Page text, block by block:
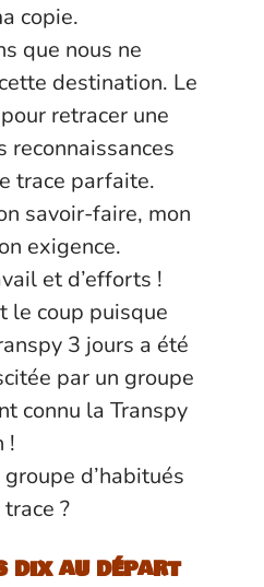
copie.
que nous ne
destination. Le
retracer une
reconnaissances
trace parfaite.
savoir-faire, mon
exigence.
et d’efforts !
le coup puisque
3 jours a été
par un groupe
connu la Transpy
!
d’habitués
?
dix au départ